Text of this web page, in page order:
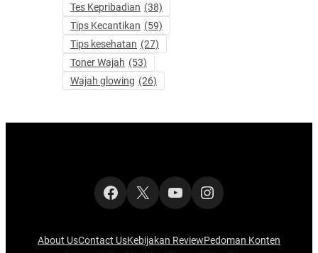
Tes Kepribadian (38)
Tips Kecantikan (59)
Tips kesehatan (27)
Toner Wajah (53)
Wajah glowing (26)
Facebook
X YouTubeInstagram
About UsContact UsKebijakan ReviewPedoman Konten